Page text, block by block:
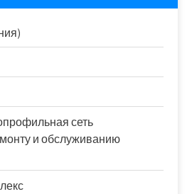
сеть
и обслуживанию